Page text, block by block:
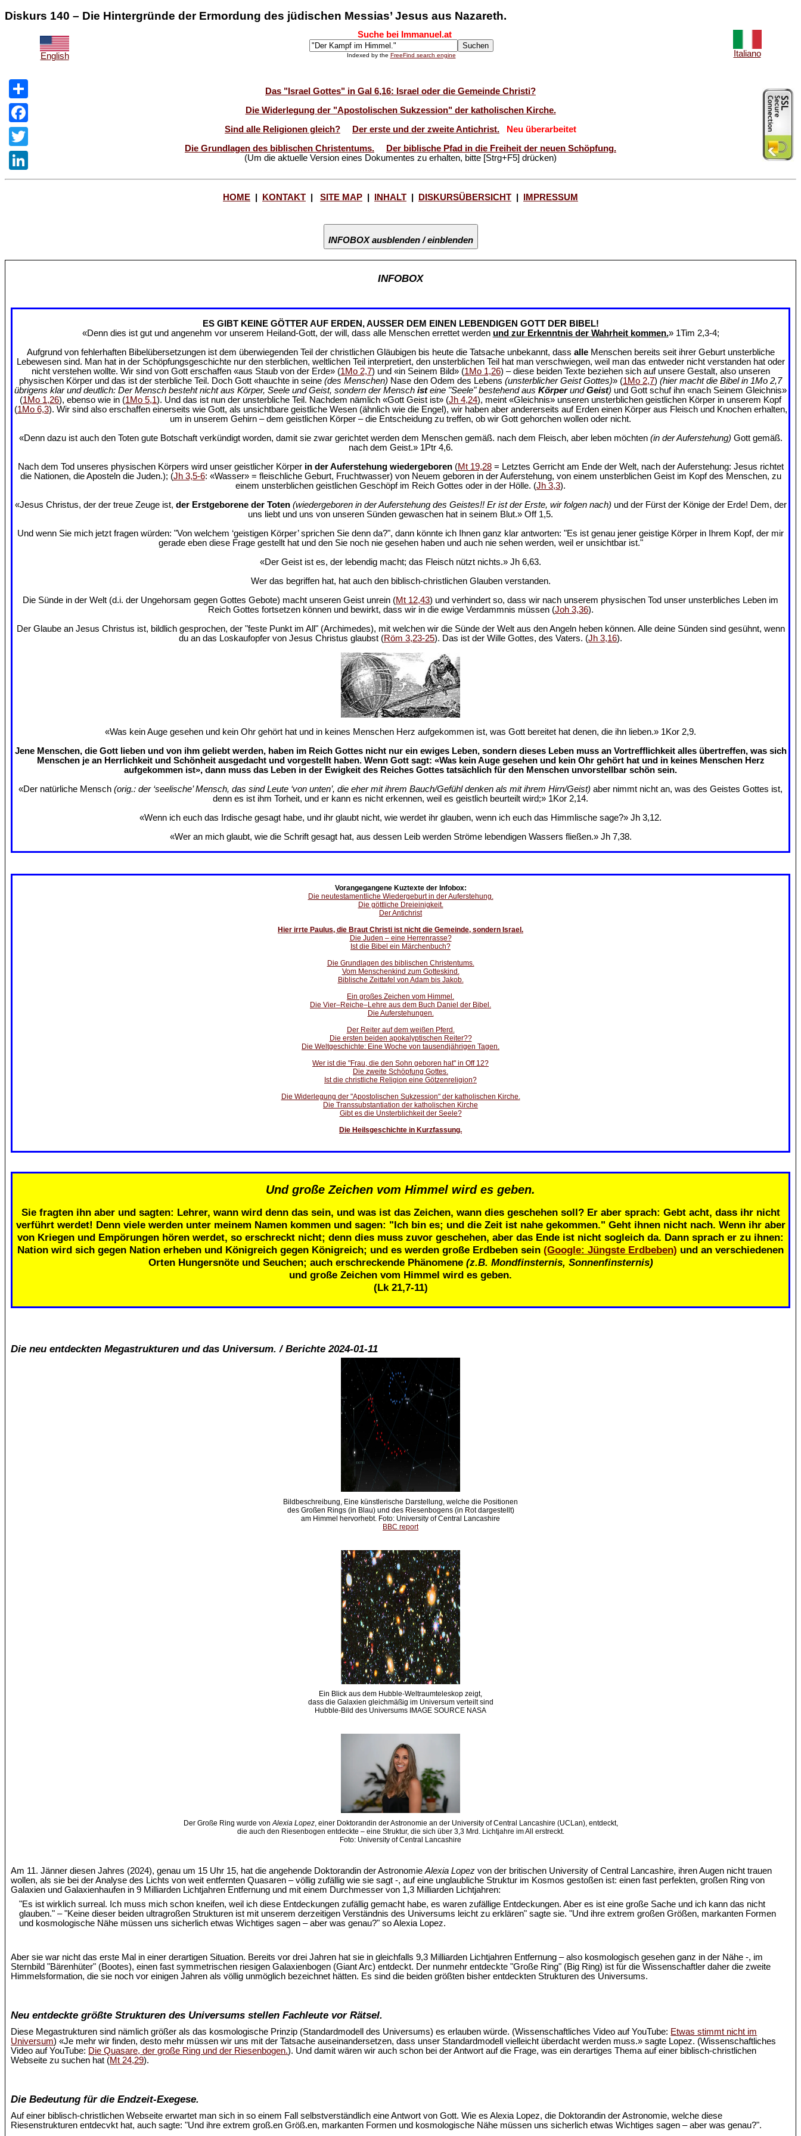
Diskurs 140 – Die Hintergründe der Ermordung des jüdischen Messias’ Jesus aus Nazareth.
English
Suche bei Immanuel.at
Indexed by the FreeFind search engine Italiano
Share
Facebook
Twitter
LinkedIn
Das "Israel Gottes" in Gal 6,16: Israel oder die Gemeinde Christi?
Die Widerlegung der "Apostolischen Sukzession" der katholischen Kirche.
Sind alle Religionen gleich?
Der erste und der zweite Antichrist.
Neu überarbeitet
Die Grundlagen des biblischen Christentums.
Der biblische Pfad in die Freiheit der neuen Schöpfung.
(Um die aktuelle Version eines Dokumentes zu erhalten, bitte [Strg+F5] drücken)
HOME KONTAKT SITE MAP INHALT DISKURSÜBERSICHT IMPRESSUM
INFOBOX ausblenden / einblenden
INFOBOX
ES GIBT KEINE GÖTTER AUF ERDEN, AUSSER DEM EINEN LEBENDIGEN GOTT DER BIBEL!
«Denn dies ist gut und angenehm vor unserem Heiland-Gott, der will, dass alle Menschen errettet werden und zur Erkenntnis der Wahrheit kommen.» 1Tim 2,3-4;
Aufgrund von fehlerhaften Bibelübersetzungen ist dem überwiegenden Teil der christlichen Gläubigen bis heute die Tatsache unbekannt, dass alleMenschen bereits seit ihrer Geburt unsterbliche
Lebewesen sind. Man hat in der Schöpfungsgeschichte nur den sterblichen, weltlichen Teil interpretiert, den unsterblichen Teil hat man verschwiegen, weil man das entweder nicht verstanden hat oder
nicht verstehen wollte. Wir sind von Gott erschaffen «aus Staub von der Erde» (1Mo 2,7) und «in Seinem Bild» (1Mo 1,26) – diese beiden Texte beziehen sich auf unsere Gestalt, also unseren
physischen Körper und das ist der sterbliche Teil. Doch Gott «hauchte in seine (des Menschen) Nase den Odem des Lebens (unsterblicher Geist Gottes)» (1Mo 2,7) (hier macht die Bibel in 1Mo 2,7
übrigens klar und deutlich: Der Mensch besteht nicht aus Körper, Seele und Geist, sondern der Mensch isteine "Seele" bestehend aus KörperundGeist) und Gott schuf ihn «nach Seinem Gleichnis»
(1Mo 1,26), ebenso wie in (1Mo 5,1). Und das ist nun der unsterbliche Teil. Nachdem nämlich «Gott Geist ist» (Jh 4,24), meint «Gleichnis» unseren unsterblichen geistlichen Körper in unserem Kopf
(1Mo 6,3). Wir sind also erschaffen einerseits wie Gott, als unsichtbare geistliche Wesen (ähnlich wie die Engel), wir haben aber andererseits auf Erden einen Körper aus Fleisch und Knochen erhalten,
um in unserem Gehirn – dem geistlichen Körper – die Entscheidung zu treffen, ob wir Gott gehorchen wollen oder nicht.
«Denn dazu ist auch den Toten gute Botschaft verkündigt worden, damit sie zwar gerichtet werden dem Menschen gemäß. nach dem Fleisch, aber leben möchten (in der Auferstehung) Gott gemäß.
nach dem Geist.» 1Ptr 4,6.
Nach dem Tod unseres physischen Körpers wird unser geistlicher Körper in der Auferstehung wiedergeboren (Mt 19,28= Letztes Gerricht am Ende der Welt, nach der Auferstehung: Jesus richtet
die Nationen, die Aposteln die Juden.); (Jh 3,5-6: «Wasser» = fleischliche Geburt, Fruchtwasser) von Neuem geboren in der Auferstehung, von einem unsterblichen Geist im Kopf des Menschen, zu
einem unsterblichen geistlichen Geschöpf im Reich Gottes oder in der Hölle. (Jh 3,3).
«Jesus Christus, der der treue Zeuge ist, der Erstgeborene der Toten (wiedergeboren in der Auferstehung des Geistes!! Er ist der Erste, wir folgen nach) und der Fürst der Könige der Erde! Dem, der
uns liebt und uns von unseren Sünden gewaschen hat in seinem Blut.» Off 1,5.
Und wenn Sie mich jetzt fragen würden: "Von welchem ‘geistigen Körper’ sprichen Sie denn da?", dann könnte ich Ihnen ganz klar antworten: "Es ist genau jener geistige Körper in Ihrem Kopf, der mir
gerade eben diese Frage gestellt hat und den Sie noch nie gesehen haben und auch nie sehen werden, weil er unsichtbar ist."
«Der Geist ist es, der lebendig macht; das Fleisch nützt nichts.» Jh 6,63.
Wer das begriffen hat, hat auch den biblisch-christlichen Glauben verstanden.
Die Sünde in der Welt (d.i. der Ungehorsam gegen Gottes Gebote) macht unseren Geist unrein (Mt 12,43) und verhindert so, dass wir nach unserem physischen Tod unser unsterbliches Leben im
Reich Gottes fortsetzen können und bewirkt, dass wir in die ewige Verdammnis müssen (Joh 3,36).
Der Glaube an Jesus Christus ist, bildlich gesprochen, der "feste Punkt im All" (Archimedes), mit welchen wir die Sünde der Welt aus den Angeln heben können. Alle deine Sünden sind gesühnt, wenn
du an das Loskaufopfer von Jesus Christus glaubst (Röm 3,23-25). Das ist der Wille Gottes, des Vaters. (Jh 3,16).
«Was kein Auge gesehen und kein Ohr gehört hat und in keines Menschen Herz aufgekommen ist, was Gott bereitet hat denen, die ihn lieben.» 1Kor 2,9.
Jene Menschen, die Gott lieben und von ihm geliebt werden, haben im Reich Gottes nicht nur ein ewiges Leben, sondern dieses Leben muss an Vortrefflichkeit alles übertreffen, was sich
Menschen je an Herrlichkeit und Schönheit ausgedacht und vorgestellt haben. Wenn Gott sagt: «Was kein Auge gesehen und kein Ohr gehört hat und in keines Menschen Herz
aufgekommen ist», dann muss das Leben in der Ewigkeit des Reiches Gottes tatsächlich für den Menschen unvorstellbar schön sein.
«Der natürliche Mensch (orig.: der ‘seelische’ Mensch, das sind Leute ‘von unten’, die eher mit ihrem Bauch/Gefühl denken als mit ihrem Hirn/Geist) aber nimmt nicht an, was des Geistes Gottes ist,
denn es ist ihm Torheit, und er kann es nicht erkennen, weil es geistlich beurteilt wird;» 1Kor 2,14.
«Wenn ich euch das Irdische gesagt habe, und ihr glaubt nicht, wie werdet ihr glauben, wenn ich euch das Himmlische sage?» Jh 3,12.
«Wer an mich glaubt, wie die Schrift gesagt hat, aus dessen Leib werden Ströme lebendigen Wassers fließen.» Jh 7,38.
Vorangegangene Kuztexte der Infobox:
Die neutestamentliche Wiedergeburt in der Auferstehung.
Die göttliche Dreieinigkeit.
Der Antichrist
Hier irrte Paulus, die Braut Christi ist nicht die Gemeinde, sondern Israel.
Die Juden – eine Herrenrasse?
Ist die Bibel ein Märchenbuch?
Die Grundlagen des biblischen Christentums.
Vom Menschenkind zum Gotteskind.
Biblische Zeittafel von Adam bis Jakob.
Ein großes Zeichen vom Himmel.
Die Vier–Reiche–Lehre aus dem Buch Daniel der Bibel.
Die Auferstehungen.
Der Reiter auf dem weißen Pferd.
Die ersten beiden apokalyptischen Reiter??
Die Weltgeschichte: Eine Woche von tausendjährigen Tagen.
Wer ist die "Frau, die den Sohn geboren hat" in Off 12?
Die zweite Schöpfung Gottes.
Ist die christliche Religion eine Götzenreligion?
Die Widerlegung der "Apostolischen Sukzession" der katholischen Kirche.
Die Transsubstantiation der katholischen Kirche
Gibt es die Unsterblichkeit der Seele?
Die Heilsgeschichte in Kurzfassung.
Und große Zeichen vom Himmel wird es geben.
Sie fragten ihn aber und sagten: Lehrer, wann wird denn das sein, und was ist das Zeichen, wann dies geschehen soll? Er aber sprach: Gebt acht, dass ihr nicht
verführt werdet! Denn viele werden unter meinem Namen kommen und sagen: "Ich bin es; und die Zeit ist nahe gekommen." Geht ihnen nicht nach. Wenn ihr aber
von Kriegen und Empörungen hören werdet, so erschreckt nicht; denn dies muss zuvor geschehen, aber das Ende ist nicht sogleich da. Dann sprach er zu ihnen:
Nation wird sich gegen Nation erheben und Königreich gegen Königreich; und es werden große Erdbeben sein (Google: Jüngste Erdbeben) und an verschiedenen
Orten Hungersnöte und Seuchen; auch erschreckende Phänomene (z.B. Mondfinsternis, Sonnenfinsternis)
und große Zeichen vom Himmel wird es geben.
(Lk 21,7-11)
Die neu entdeckten Megastrukturen und das Universum. / Berichte 2024-01-11
Bildbeschreibung, Eine künstlerische Darstellung, welche die Positionen
des Großen Rings (in Blau) und des Riesenbogens (in Rot dargestellt)
am Himmel hervorhebt. Foto: University of Central Lancashire
BBC report
Ein Blick aus dem Hubble-Weltraumteleskop zeigt,
dass die Galaxien gleichmäßig im Universum verteilt sind
Hubble-Bild des Universums IMAGE SOURCE NASA
Der Große Ring wurde von Alexia Lopez, einer Doktorandin der Astronomie an der University of Central Lancashire (UCLan), entdeckt,
die auch den Riesenbogen entdeckte – eine Struktur, die sich über 3,3 Mrd. Lichtjahre im All erstreckt.
Foto: University of Central Lancashire
Am 11. Jänner diesen Jahres (2024), genau um 15 Uhr 15, hat die angehende Doktorandin der AstronomieAlexia Lopez von der britischen University of Central Lancashire, ihren Augen nicht trauen
wollen, als sie bei der Analyse des Lichts von weit entfernten Quasaren – völlig zufällig wie sie sagt -, auf eine unglaubliche Struktur im Kosmos gestoßen ist: einen fast perfekten, großen Ring von
Galaxien und Galaxienhaufen in 9 Milliarden Lichtjahren Entfernung und mit einem Durchmesser von 1,3 Milliarden Lichtjahren:
"Es ist wirklich surreal. Ich muss mich schon kneifen, weil ich diese Entdeckungen zufällig gemacht habe, es waren zufällige Entdeckungen. Aber es ist eine große Sache und ich kann das nicht
glauben." – "Keine dieser beiden ultragroßen Strukturen ist mit unserem derzeitigen Verständnis des Universums leicht zu erklären" sagte sie. "Und ihre extrem großen Größen, markanten Formen
und kosmologische Nähe müssen uns sicherlich etwas Wichtiges sagen – aber was genau?" so Alexia Lopez.
Aber sie war nicht das erste Mal in einer derartigen Situation. Bereits vor drei Jahren hat sie in gleichfalls 9,3 Milliarden Lichtjahren Entfernung – also kosmologisch gesehen ganz in der Nähe -, im
Sternbild "Bärenhüter" (Bootes), einen fast symmetrischen riesigen Galaxienbogen (Giant Arc) entdeckt. Der nunmehr entdeckte "Große Ring" (Big Ring) ist für die Wissenschaftler daher die zweite
Himmelsformation, die sie noch vor einigen Jahren als völlig unmöglich bezeichnet hätten. Es sind die beiden größten bisher entdeckten Strukturen des Universums.
Neu entdeckte größte Strukturen des Universums stellen Fachleute vor Rätsel.
Diese Megastrukturen sind nämlich größer als das kosmologische Prinzip (Standardmodell des Universums) es erlauben würde. (Wissenschaftliches Video auf YouTube: Etwas stimmt nicht im
Universum) «Je mehr wir finden, desto mehr müssen wir uns mit der Tatsache auseinandersetzen, dass unser Standardmodell vielleicht überdacht werden muss.» sagte Lopez. (Wissenschaftliches
Video auf YouTube: Die Quasare, der große Ring und der Riesenbogen.). Und damit wären wir auch schon bei der Antwort auf die Frage, was ein derartiges Thema auf einer biblisch-christlichen
Webseite zu suchen hat (Mt 24,29).
Die Bedeutung für die Endzeit-Exegese.
Auf einer biblisch-christlichen Webseite erwartet man sich in so einem Fall selbstverständlich eine Antwort von Gott. Wie es Alexia Lopez, die Doktorandin der Astronomie, welche diese
Riesenstrukturen entdecvkt hat, auch sagte: "Und ihre extrem groß.en Größ.en, markanten Formen und kosmologische Nähe müssen uns sicherlich etwas Wichtiges sagen – aber was genau?".